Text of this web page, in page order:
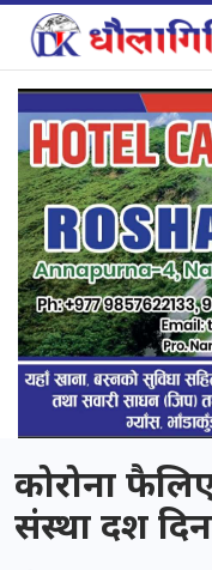
कोरोना
संस्था दश